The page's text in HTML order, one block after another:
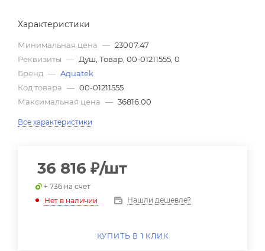
Характеристики
Минимальная цена — 23007.47
Реквизиты — Душ, Товар, 00-01211555, 0
Бренд — Aquatek
Код товара — 00-01211555
Максимальная цена — 36816.00
Все характеристики
36 816 ₽/шт
+ 736 на счет
Нет в наличии
Нашли дешевле?
КУПИТЬ В 1 КЛИК